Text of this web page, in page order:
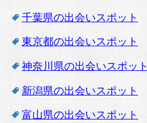
千葉県の出会いスポット
東京都の出会いスポット
神奈川県の出会いスポット
新潟県の出会いスポット
富山県の出会いスポット